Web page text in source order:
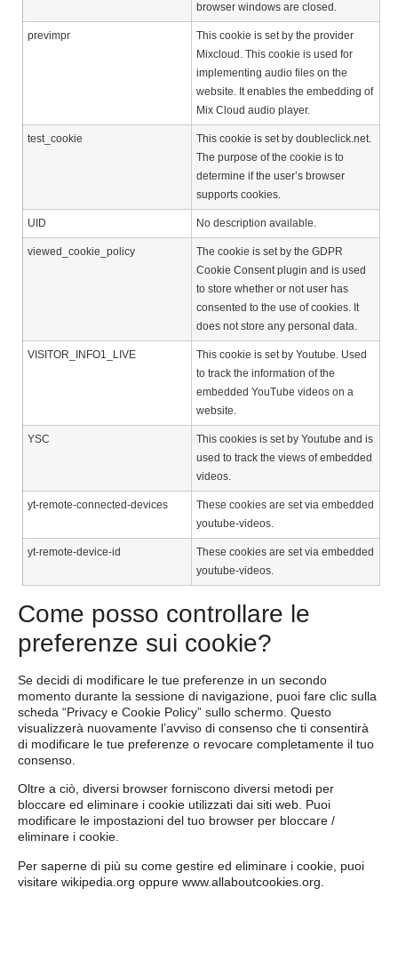
browser windows are closed.
previmpr
This cookie is set by the provider
Mixcloud. This cookie is used for
implementing audio files on the
website. It enables the embedding of
Mix Cloud audio player.
test_cookie
This cookie is set by doubleclick.net.
The purpose of the cookie is to
determine if the user’s browser
supports cookies.
UID No description available.
viewed_cookie_policy
The cookie is set by the GDPR
Cookie Consent plugin and is used
to store whether or not user has
consented to the use of cookies. It
does not store any personal data.
VISITOR_INFO1_LIVE
This cookie is set by Youtube. Used
to track the information of the
embedded YouTube videos on a
website.
YSC
This cookies is set by Youtube and is
used to track the views of embedded
videos.
yt-remote-connected-devices
These cookies are set via embedded
youtube-videos.
yt-remote-device-id
These cookies are set via embedded
youtube-videos.
Come posso controllare le
preferenze sui cookie?
Se decidi di modificare le tue preferenze in un secondo
momento durante la sessione di navigazione, puoi fare clic sulla
scheda “Privacy e Cookie Policy” sullo schermo. Questo
visualizzerà nuovamente l’avviso di consenso che ti consentirà
di modificare le tue preferenze o revocare completamente il tuo
consenso.
Oltre a ciò, diversi browser forniscono diversi metodi per
bloccare ed eliminare i cookie utilizzati dai siti web. Puoi
modificare le impostazioni del tuo browser per bloccare /
eliminare i cookie.
Per saperne di più su come gestire ed eliminare i cookie, puoi
visitare wikipedia.org oppure www.allaboutcookies.org